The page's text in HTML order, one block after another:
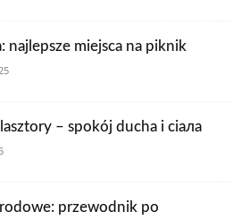
najlepsze miejsca na piknik
– spokój ducha i ciaла
przewodnik po